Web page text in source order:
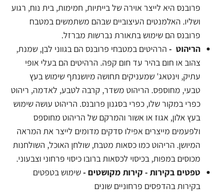
פרובנס היא לייצר אוירה של בייתיות, חמימות, בית נוח, רגוע
ושליו. האלמנטים העיצוביים שבהם משתמשים במטבח
פרובנס הם שימוש בתאורת נברשות מברזל.
הריהוט - הרהיטים במטבחי פרובנס הם בגווני לבן, שמנת,
צהוב או חום בהיר עד חום קפה. הרהיטים הם בעלי אופי
עתיק, וינטאג' שמעניקים תחושה מיושנתף שימוש בעץ
טבעי, מחוספס. הריהוט משדר, קרבה לטבע, לאדמה, ריהוט
כפרי במקור שלו, כפרי בסגנון פרובנס. הריהוט עושה שימוש
בעץ אלון, אגוז או אשור והמרקם של הריהוט מחוספס
ולפעמים מייצרים אפילו סדקים מדומים לייצר את המראה
המיושן. הריהוט כמו כסאות מטבח, שולחן האוכל, השולחנות
מכוסים במפות, בכיסוי לכסאות ברובו כיסוי פרחוני וצבעוני.
טפטים בקירות - קירות מקושטים -שימוש בטפטים
בקירות בהדפסים פרחוניים שונים